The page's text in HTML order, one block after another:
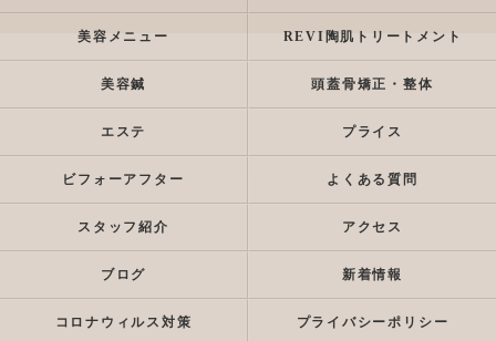
美容メニュー REVI陶肌トリートメント
美容鍼 頭蓋骨矯正・整体
エステ プライス
ビフォーアフター よくある質問
スタッフ紹介 アクセス
ブログ 新着情報
コロナウィルス対策 プライバシーポリシー